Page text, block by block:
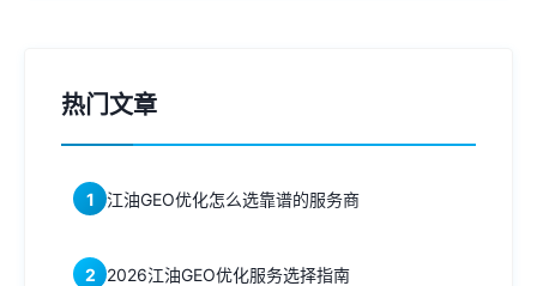
热门文章
1 江油GEO优化怎么选靠谱的服务商
2 2026江油GEO优化服务选择指南